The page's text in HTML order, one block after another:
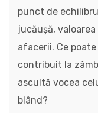
punct de
jucăușă,
afacerii. Ce
contribuit la
ascultă vocea
blând?